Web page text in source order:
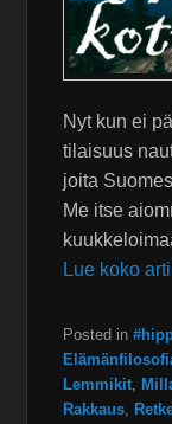
Nyt kun ei
tilaisuus
joita
Me itse
Lue koko
Posted in
Lemmikit,
Rakkaus,